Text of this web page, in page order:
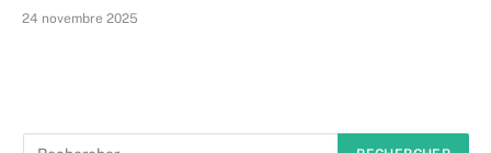
24 novembre 2025